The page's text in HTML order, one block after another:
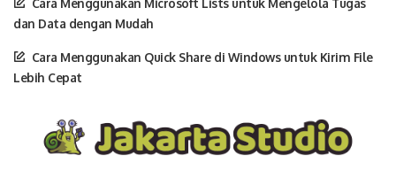
dan Data dengan Mudah
Cara Menggunakan Quick Share di Windows untuk Kirim File
Lebih Cepat